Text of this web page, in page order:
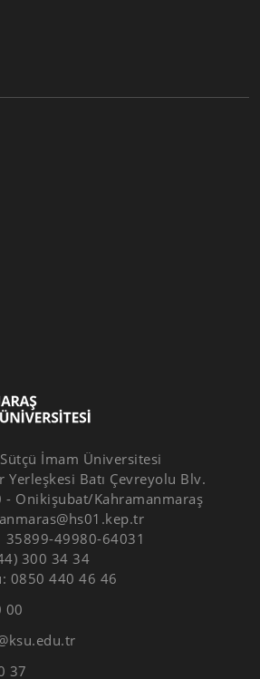
İmam Üniversitesi
Yerleşkesi Batı Çevreyolu Blv.
- Onikişubat/Kahramanmaraş
49980-64031
300 34 34
0850 440 46 46
00
37